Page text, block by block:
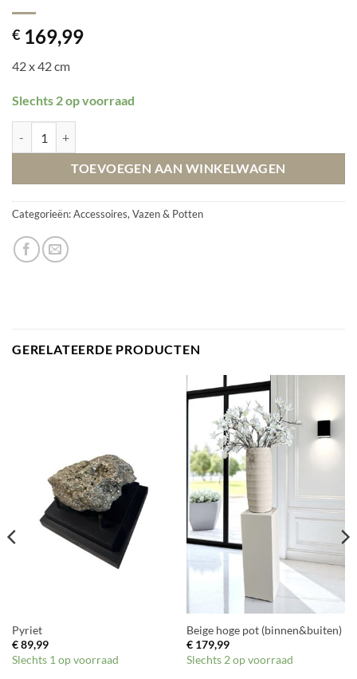
€ 169,99
42 x 42 cm
Slechts 2 op voorraad
TOEVOEGEN AAN WINKELWAGEN
Categorieën:Accessoires, Vazen & Potten
GERELATEERDE PRODUCTEN
Pyriet
€89,99
Slechts 1 op voorraad
Beige hoge pot (binnen&buiten)
€179,99
Slechts 2 op voorraad